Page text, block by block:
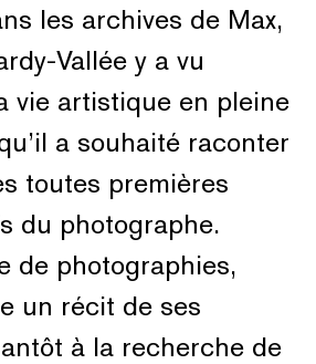
les archives de Max,
Vallée y a vu
vie artistique en pleine
a souhaité raconter
toutes premières
du photographe.
de photographies,
un récit de ses
à la recherche de